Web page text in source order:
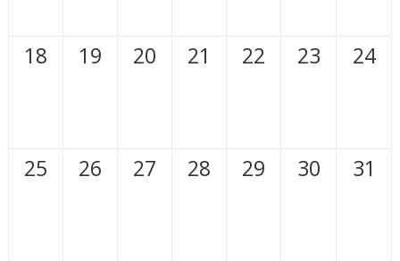
18 19 20 21 22 23 24
25 26 27 28 29 30 31